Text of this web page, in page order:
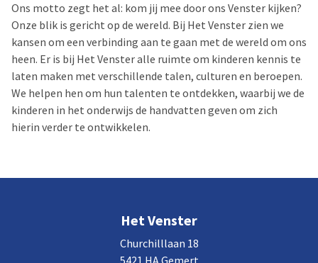
Ons motto zegt het al: kom jij mee door ons Venster kijken?
Onze blik is gericht op de wereld. Bij Het Venster zien we
kansen om een verbinding aan te gaan met de wereld om ons
heen. Er is bij Het Venster alle ruimte om kinderen kennis te
laten maken met verschillende talen, culturen en beroepen.
We helpen hen om hun talenten te ontdekken, waarbij we de
kinderen in het onderwijs de handvatten geven om zich
hierin verder te ontwikkelen.
Het Venster
Churchilllaan 18
5421 HA Gemert